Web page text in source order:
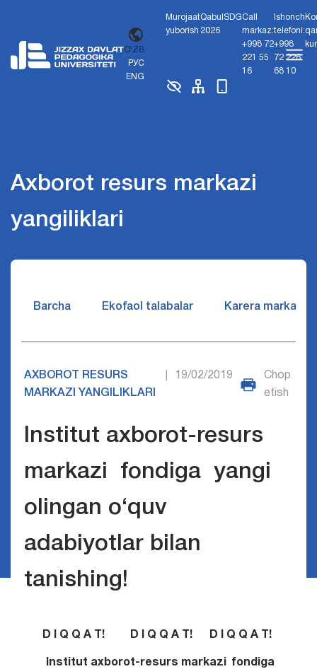
O'ZB
РУС
ENG
Murojaat
yuborish
Qabul
2026
SDGCall
markaz:
+998 72
221 55
16
Ishonch
telefoni:
+998
72 226
68 10
Axborot resurs markazi
yangiliklari
Barcha Ekofaol talabalar Karera markazi
AXBOROT RESURS
MARKAZI YANGILIKLARI
19/02/2019
Chop
etish
Institut axborot-resurs
markazi fondiga yangi
olingan o‘quv
adabiyotlar bilan
tanishing!
D I Q Q A T! D I Q Q A T! D I Q Q A T!
Institut axborot-resurs markazi fondiga